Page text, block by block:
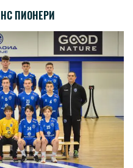
ПИОНЕРИ